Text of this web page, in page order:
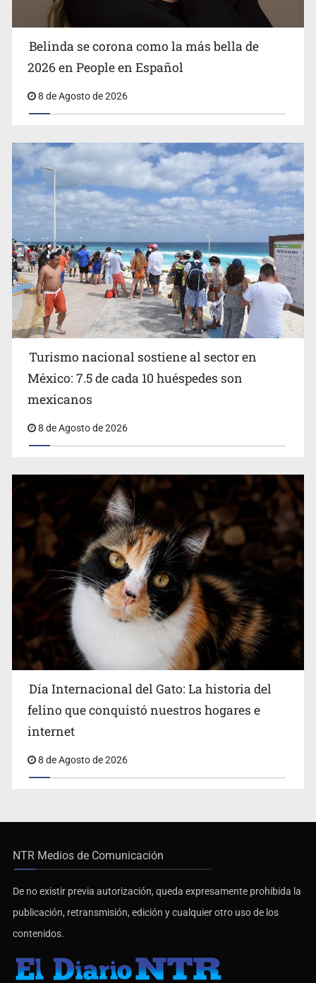
EU reanudará este sábado inspecciones de aguacate en
Michoacán
Belinda se corona como la más bella de 2026 en People
Belinda se corona como la más bella de
2026 en People en Español
8 de Agosto de 2026
Turismo nacional sostiene al sector en
México: 7.5 de cada 10 huéspedes son
mexicanos
8 de Agosto de 2026
Día Internacional del Gato: La historia del
felino que conquistó nuestros hogares e
internet
8 de Agosto de 2026
NTR Medios de Comunicación
De no existir previa autorización, queda expresamente prohibida la
publicación, retransmisión, edición y cualquier otro uso de los
contenidos.